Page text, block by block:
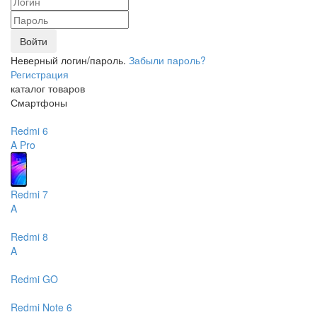
Войти
Неверный логин/пароль. Забыли пароль?
Регистрация
каталог товаров
Смартфоны
Redmi 6
A Pro
Redmi 7
A
Redmi 8
A
Redmi GO
Redmi Note 6